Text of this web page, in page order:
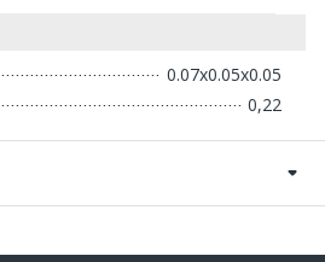
0.07x0.05x0.05
0,22